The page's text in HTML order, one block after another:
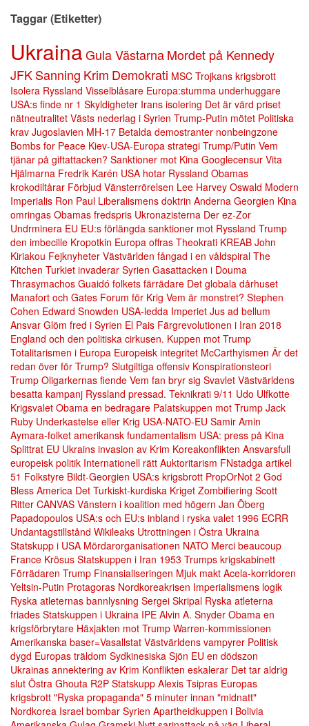
Taggar (Etiketter)
UkrainaGula VästarnaMordet på Kennedy
JFKSanning Krim Demokrati MSC Trojkans krigsbrott
Isolera Ryssland Visselblåsare Europa:stumma underhuggare
USA:s finde nr 1 Skyldigheter Irans isolering Det är värd priset
nätneutralitet Västs nederlag i Syrien Trump-Putin mötet Politiska
krav Jugoslavien MH-17 Betalda demostranter nonbeingzone
Bombs for Peace Kiev-USA-Europa strategi Trump/Putin Vem
tjänar på giftattacken? Sanktioner mot Kina Googlecensur Vita
Hjälmarna Fredrik Karén USA hotar Ryssland Obamas
krokodiltårar Förbjud Vänsterrörelsen Lee Harvey Oswald Modern
Imperialis Ron Paul Liberalismens doktrin Anderna Georgien Kina
omringas Obamas fredspris Ukronazisterna Der ez-Zor
Undrminera EU EU:s förlängda sanktioner mot Ryssland Trump
den imbecille Kropotkin Europa offras Theokrati KREAB John
Kiriakou Fejknyheter Västvärlden fångad i en våldspiral The
Kitchen Turkiet invaderar Syrien Gasattacken i Douma
Thrasymachos Guaidó folkets färrädare Det globala dårhuset
Manafort och Gates Forum för Krig Vem är monstret? Stephen
Cohen Edward Snowden USA-ledda Imperiet Jus ad bellum
Ansvar Glöm fred i Syrien El Pais Färgrevolutionen i Iran 2018
England och den politiska cirkusen. Kuppen mot Trump
Totalitarismen i Europa Europeisk integritet McCarthyismen Är det
redan över för Trump? Slutgiltiga offensiv Konspirationsteori
Trump Oligarkernas fiende Vem fan bryr sig Svavlet Västvärldens
besatta kampanj Ryssland pressad. Teknikrati 9/11 Udo Ulfkotte
Krigsvalet Obama en bedragare Palatskuppen mot Trump Jack
Ruby Underkastelse eller Krig USA-NATO-EU Samir Amin
Aymara-folket amerikansk fundamentalism USA: press på Kina
Splittrat EU Ukrains invasion av Krim Koreakonflikten Ansvarsfull
europeisk politik Internationell rätt Auktoritarism FNstadga artikel
51 Folkstyre Bildt-Georgien USA:s krigsbrott PropOrNot 2 God
Bless America Det Turkiskt-kurdiska Kriget Zombifiering Scott
Ritter CANVAS Vänstern i koalition med högern Jan Öberg
Papadopoulos USA:s och EU:s inbland i ryska valet 1996 ECRR
Undantagstillstånd Wikileaks Utrottningen i Östra Ukraina
Statskupp i USA Mördarorganisationen NATO Merci beaucoup
France Krösus Statskuppen i Iran 1953 Trumps krigskabinett
Förrädaren Trump Finansialiseringen Mjuk makt Acela-korridoren
Yeltsin-Putin Protagoras Nordkoreakrisen Imperialismens logik
Ryska atleternas bannlysning Sergei Skripal Ryska atleterna
friades Statskuppen i Ukraina IPE Alvin A. Snyder Obama en
krigsförbrytare Häxjakten mot Trump Warren-kommissionen
Amerikanska baser=Vasallstat Västvärldens vampyrer Politisk
dygd Europas träldom Sydkinesiska Sjön EU en dödszon
Ukrainas annektering av Krim Konflikten eskalerar Det tar aldrig
slut Östra Ghouta R2P Statskupp Alexis Tsipras Europas
krigsbrott "Ryska propaganda" 5 minuter innan "midnatt"
Nordkorea Israel bombar Syrien Apartheidkuppen i Bolivia